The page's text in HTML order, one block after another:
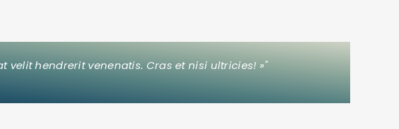
velit hendrerit venenatis. Cras et nisi ultricies! »"